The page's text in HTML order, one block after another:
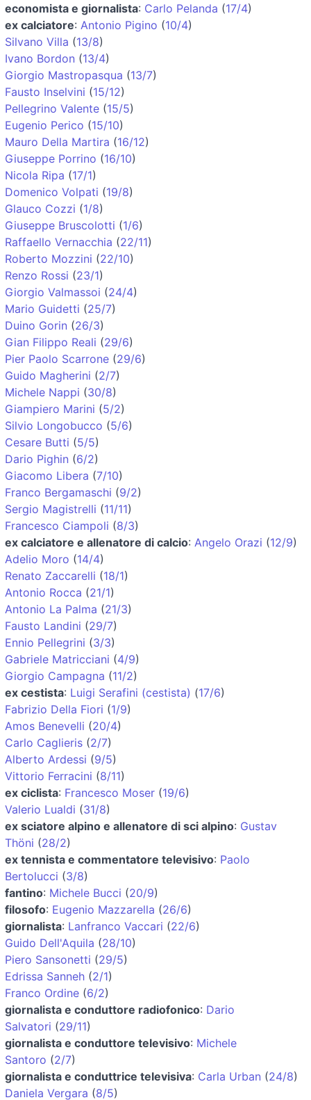
economista e giornalista: Carlo Pelanda (17/4)
ex calciatore: Antonio Pigino (10/4)
Silvano Villa (13/8)
Ivano Bordon (13/4)
Giorgio Mastropasqua (13/7)
Fausto Inselvini (15/12)
Pellegrino Valente (15/5)
Eugenio Perico (15/10)
Mauro Della Martira (16/12)
Giuseppe Porrino (16/10)
Nicola Ripa (17/1)
Domenico Volpati (19/8)
Glauco Cozzi (1/8)
Giuseppe Bruscolotti (1/6)
Raffaello Vernacchia (22/11)
Roberto Mozzini (22/10)
Renzo Rossi (23/1)
Giorgio Valmassoi (24/4)
Mario Guidetti (25/7)
Duino Gorin (26/3)
Gian Filippo Reali (29/6)
Pier Paolo Scarrone (29/6)
Guido Magherini (2/7)
Michele Nappi (30/8)
Giampiero Marini (5/2)
Silvio Longobucco (5/6)
Cesare Butti (5/5)
Dario Pighin (6/2)
Giacomo Libera (7/10)
Franco Bergamaschi (9/2)
Sergio Magistrelli (11/11)
Francesco Ciampoli (8/3)
ex calciatore e allenatore di calcio: Angelo Orazi (12/9)
Adelio Moro (14/4)
Renato Zaccarelli (18/1)
Antonio Rocca (21/1)
Antonio La Palma (21/3)
Fausto Landini (29/7)
Ennio Pellegrini (3/3)
Gabriele Matricciani (4/9)
Giorgio Campagna (11/2)
ex cestista: Luigi Serafini (cestista) (17/6)
Fabrizio Della Fiori (1/9)
Amos Benevelli (20/4)
Carlo Caglieris (2/7)
Alberto Ardessi (9/5)
Vittorio Ferracini (8/11)
ex ciclista: Francesco Moser (19/6)
Valerio Lualdi (31/8)
ex sciatore alpino e allenatore di sci alpino: Gustav
Thöni (28/2)
ex tennista e commentatore televisivo: Paolo
Bertolucci (3/8)
fantino: Michele Bucci (20/9)
filosofo: Eugenio Mazzarella (26/6)
giornalista: Lanfranco Vaccari (22/6)
Guido Dell'Aquila (28/10)
Piero Sansonetti (29/5)
Edrissa Sanneh (2/1)
Franco Ordine (6/2)
giornalista e conduttore radiofonico: Dario
Salvatori (29/11)
giornalista e conduttore televisivo: Michele
Santoro (2/7)
giornalista e conduttrice televisiva: Carla Urban (24/8)
Daniela Vergara (8/5)